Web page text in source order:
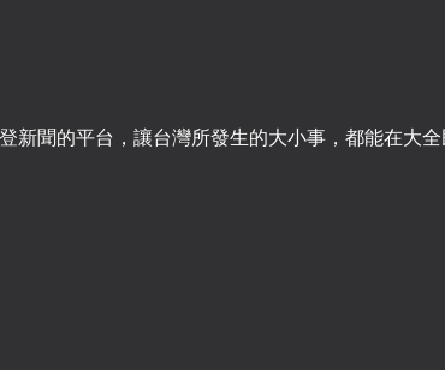
新聞的平台，讓台灣所發生的大小事，都能在大